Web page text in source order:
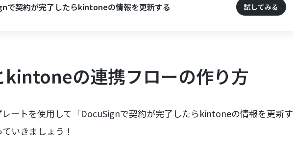
で契約が完了したらkintoneの情報を更新する 試してみる
の連携フローの作り方
ートを使用して「DocuSignで契約が完了したらkintoneの情報を更新す
いきましょう！